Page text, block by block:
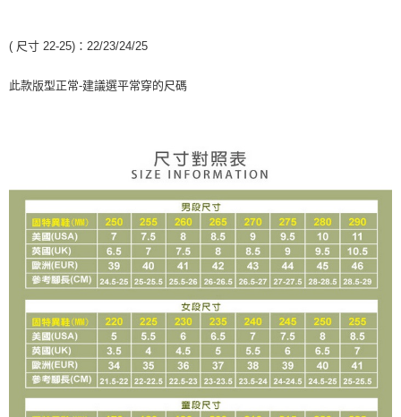
４．使用「AFTEE先享後付」時，將依據個別帳號之用戶狀況，依本公司即
請求用戶進行身份認證。
５．嚴禁一人註冊多個帳號或使用他人資訊註冊。若發現惡意使用之情形，
( 尺寸 22-25)：22/23/24/25
此款版型正常-建議選平常穿的尺碼